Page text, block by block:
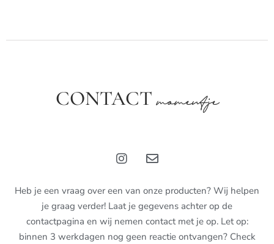
CONTACTmomentje
Heb je een vraag over een van onze producten? Wij helpen
je graag verder! Laat je gegevens achter op de
contactpagina en wij nemen contact met je op. Let op:
binnen 3 werkdagen nog geen reactie ontvangen? Check